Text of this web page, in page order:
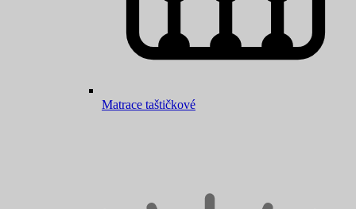
Matrace taštičkové